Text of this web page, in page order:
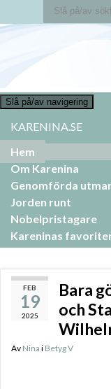
Slå på/av
Slå på/av navigering
KARENINA.SE
Hem
Om Karenina
Genomförda
Jorden runt
Nobelpristagare
Kareninas
FEB
19
2025
Bara
och
Av Nina i Betyg V